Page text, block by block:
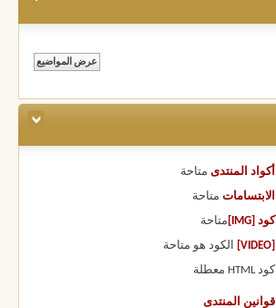
أكواد المنتدى متاحة
الابتسامات متاحة
كود [IMG] متاحة
الكود هو متاحة
كود HTML معطلة
قوانين المنتدى